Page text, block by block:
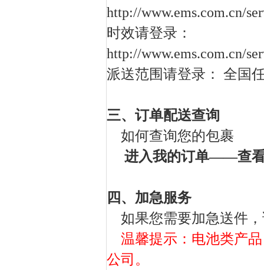
http://www.ems.com.cn/
时效请登录：
http://www.ems.com.cn/
派送范围请登录： 全国
三、 订单配送查询
如何查询您的包裹
进入我的订单——查
四、加急服务
如果您需要加急送件，
温馨提示：电池类产
公司。